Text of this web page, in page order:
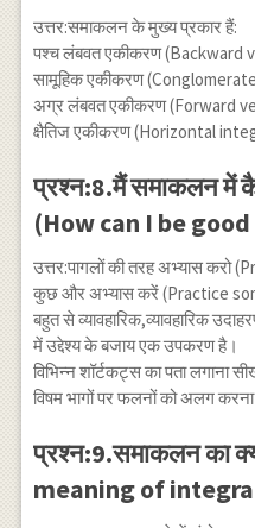
उत्तर:समाकलन के मुख्य प्रकार हैं:
पश्च लंबवत एकीकरण (Backward
सामूहिक एकीकरण
अग्र लंबवत एकीकरण (Forward
क्षैतिज एकीकरण (Horizontal
प्रश्न:8.मैं समाकलन में
(How can I be
उत्तर:पागलों की तरह अभ्यास करो
कुछ और अभ्यास करें (Practice
बहुत से व्यावहारिक,व्यावहारिक
में उद्देश्य के बजाय एक उपकरण है।
विभिन्न शॉर्टकट्स का पता
विषम भागों पर फलनों को अलग
प्रश्न:9.समाकलन का
meaning of